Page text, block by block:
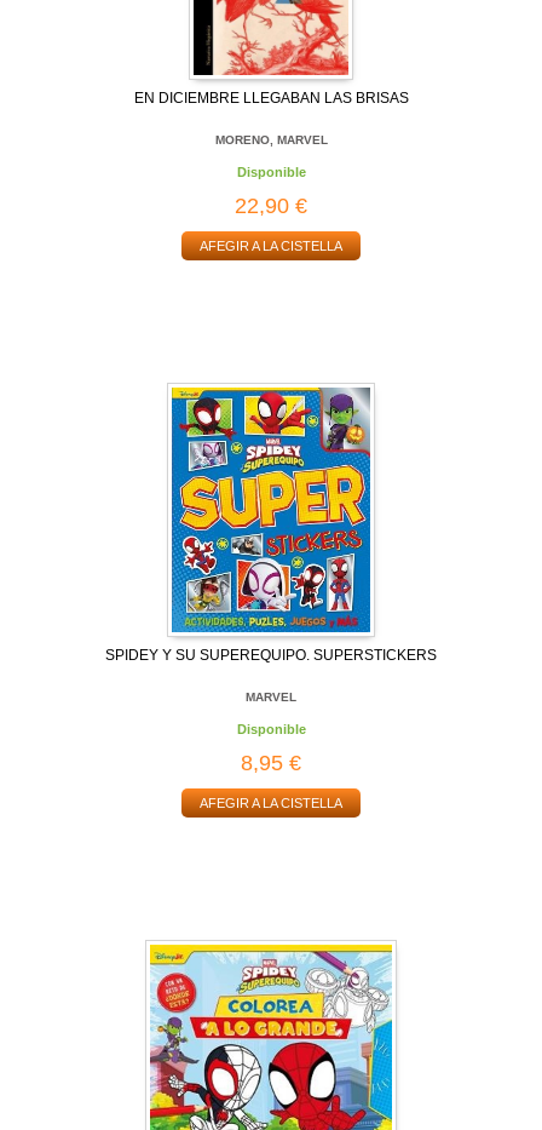
EN DICIEMBRE LLEGABAN LAS BRISAS
MORENO, MARVEL
Disponible
22,90 €
AFEGIR A LA CISTELLA
SPIDEY Y SU SUPEREQUIPO. SUPERSTICKERS
MARVEL
Disponible
8,95 €
AFEGIR A LA CISTELLA